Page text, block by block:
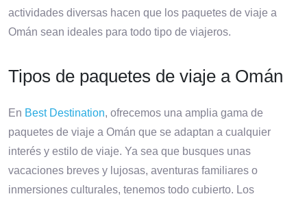
actividades diversas hacen que los paquetes de viaje a
Omán sean ideales para todo tipo de viajeros.
Tipos de paquetes de viaje a Omán
En Best Destination, ofrecemos una amplia gama de
paquetes de viaje a Omán que se adaptan a cualquier
interés y estilo de viaje. Ya sea que busques unas
vacaciones breves y lujosas, aventuras familiares o
inmersiones culturales, tenemos todo cubierto. Los